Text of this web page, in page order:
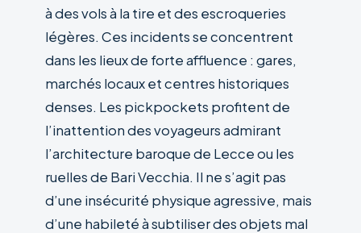
à des vols à la tire et des escroqueries
légères. Ces incidents se concentrent
dans les lieux de forte affluence : gares,
marchés locaux et centres historiques
denses. Les pickpockets profitent de
l’inattention des voyageurs admirant
l’architecture baroque de Lecce ou les
ruelles de Bari Vecchia. Il ne s’agit pas
d’une insécurité physique agressive, mais
d’une habileté à subtiliser des objets mal